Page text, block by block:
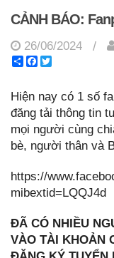
CẢNH BÁO:
26/06/2024 /
ShareFacebook
Hiện nay có 1 số
đăng tải thông tin
mọi người cùng
bè, người thân và
https://
mibextid=LQQJ4d
ĐÃ CÓ NHIỀU
VÀO TÀI KHOẢN